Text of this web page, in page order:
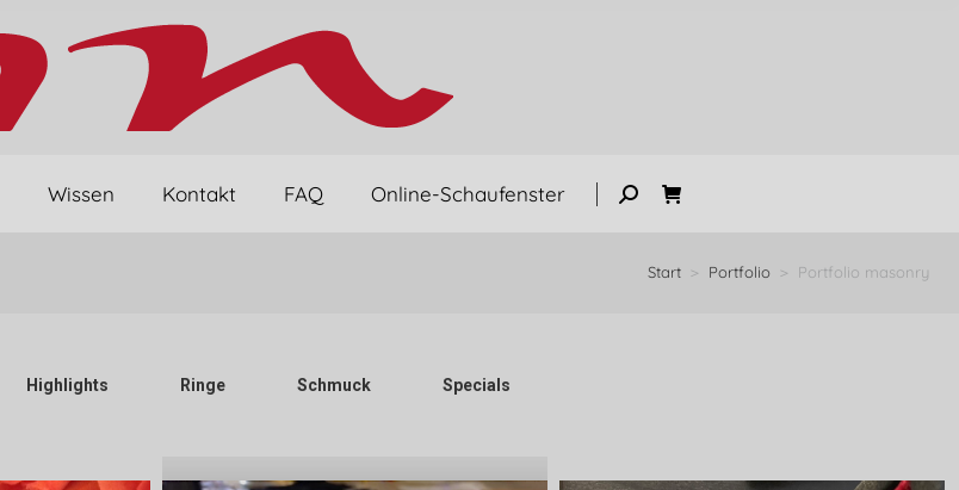
Wissen Kontakt FAQ Online-Schaufenster
Sie befinden sich hier:
Start Portfolio Portfolio masonry
Highlights Ringe Schmuck Specials